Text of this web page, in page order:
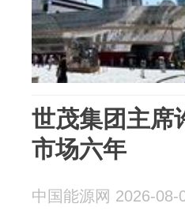
世茂集团主席
市场六年
中国能源网 2026-08-